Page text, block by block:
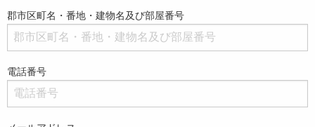
郡市区町名・番地・建物名及び部屋番号
電話番号